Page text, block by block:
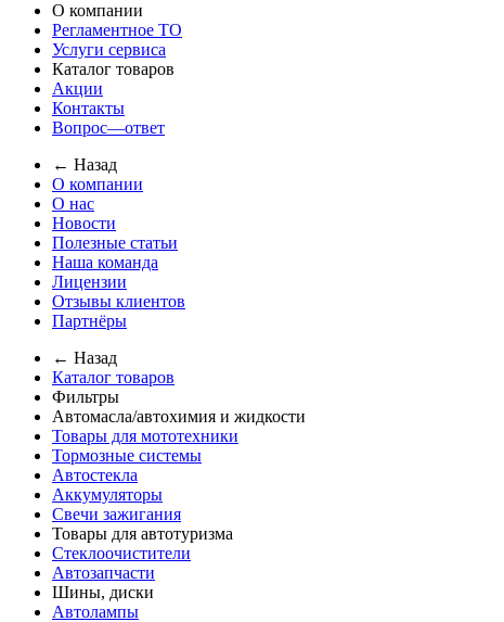
О компании
Регламентное ТО
Услуги сервиса
Каталог товаров
Акции
Контакты
Вопрос—ответ
← Назад
О компании
О нас
Новости
Полезные статьи
Наша команда
Лицензии
Отзывы клиентов
Партнёры
← Назад
Каталог товаров
Фильтры
Автомасла/автохимия и жидкости
Товары для мототехники
Тормозные системы
Автостекла
Аккумуляторы
Свечи зажигания
Товары для автотуризма
Стеклоочистители
Автозапчасти
Шины, диски
Автолампы